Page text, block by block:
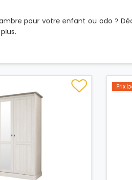
pour votre enfant ou ado ?
Prix